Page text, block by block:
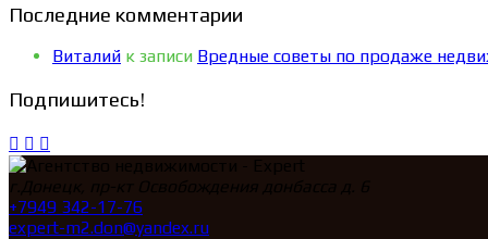
Последние комментарии
Виталий к записи Вредные советы по продаже
Подпишитесь!
+7949 342-17-76
expert-m2.don@yandex.ru